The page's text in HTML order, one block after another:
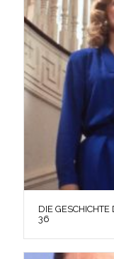
DIE
36